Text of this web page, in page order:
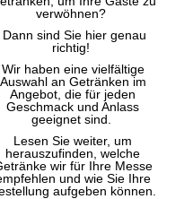
verwöhnen?
Dann sind Sie hier genau
richtig!
Wir haben eine vielfältige
Auswahl an Getränken im
Angebot, die für jeden
Geschmack und Anlass
geeignet sind.
Lesen Sie weiter, um
herauszufinden, welche
wir für Ihre Messe
und wie Sie Ihre
aufgeben können.